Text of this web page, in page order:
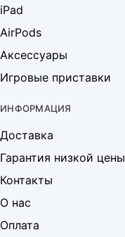
iPad
AirPods
Аксессуары
Игровые приставки
ИНФОРМАЦИЯ
Доставка
Гарантия низкой цены
Контакты
О нас
Оплата